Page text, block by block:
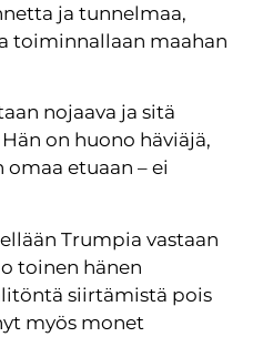
ja tunnelmaa,
toiminnallaan maahan
nojaava ja sitä
on huono häviäjä,
omaa etuaan – ei
Trumpia vastaan
toinen hänen
siirtämistä pois
myös monet